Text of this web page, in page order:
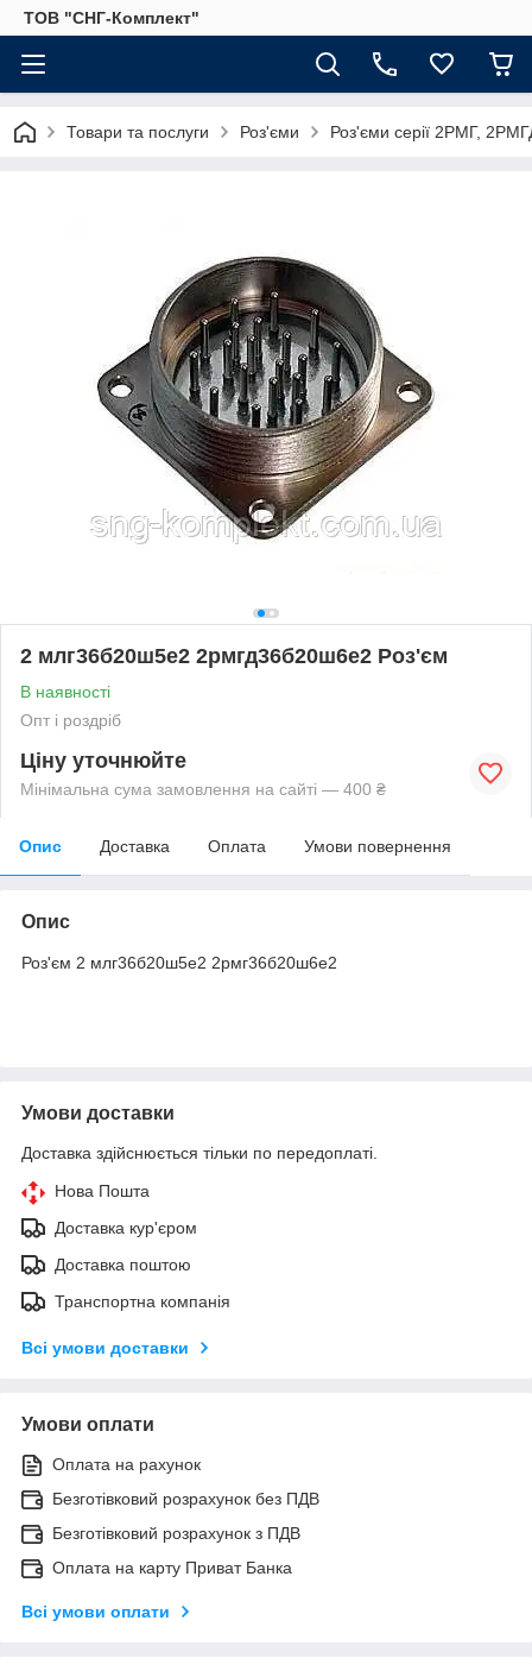
ТОВ "СНГ-Комплект"
Товари та послуги Роз'єми Роз'єми серії 2РМГ,
2 млг36б20ш5е2 2рмгд36б20ш6е2 Роз'єм
В наявності
Опт і роздріб
Ціну уточнюйте
Мінімальна сума замовлення на сайті — 400 ₴
Опис Доставка Оплата Умови повернення
Опис
Роз'єм 2 млг36б20ш5е2 2рмг36б20ш6е2
Умови доставки
Доставка здійснюється тільки по передоплаті.
Нова Пошта
Доставка кур'єром
Доставка поштою
Транспортна компанія
Всі умови доставки
Умови оплати
Оплата на рахунок
Безготівковий розрахунок без ПДВ
Безготівковий розрахунок з ПДВ
Оплата на карту Приват Банка
Всі умови оплати